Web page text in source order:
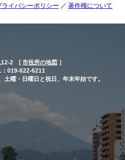
ライバシーポリシー 著作権について
12-2 [ 市役所の地図 ］
019-622-6211
曜・日曜日と祝日、年末年始です。